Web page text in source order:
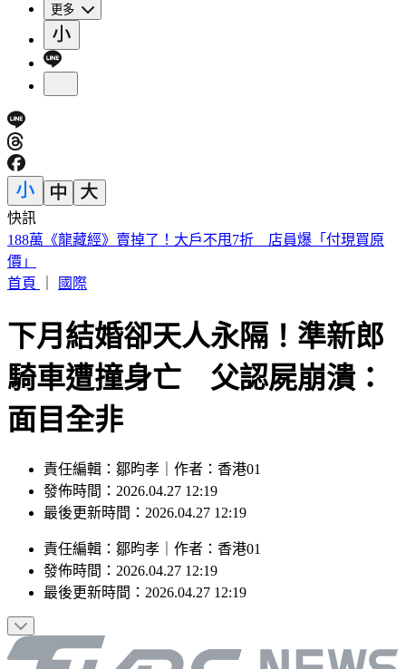
更多
快訊
遠見天下創辦人高希均90歲辭世！「長壽5秘訣」曝 醫生也
認同
首頁
國際
下月結婚卻天人永隔！準新郎
騎車遭撞身亡 父認屍崩潰：
面目全非
責任編輯：鄒昀孝｜作者：香港01
發佈時間：2026.04.27 12:19
最後更新時間：2026.04.27 12:19
責任編輯 ： 鄒昀孝 作者 ： 香港01
發佈時間： 2026.04.27 12:19
最後更新時間： 2026.04.27 12:19